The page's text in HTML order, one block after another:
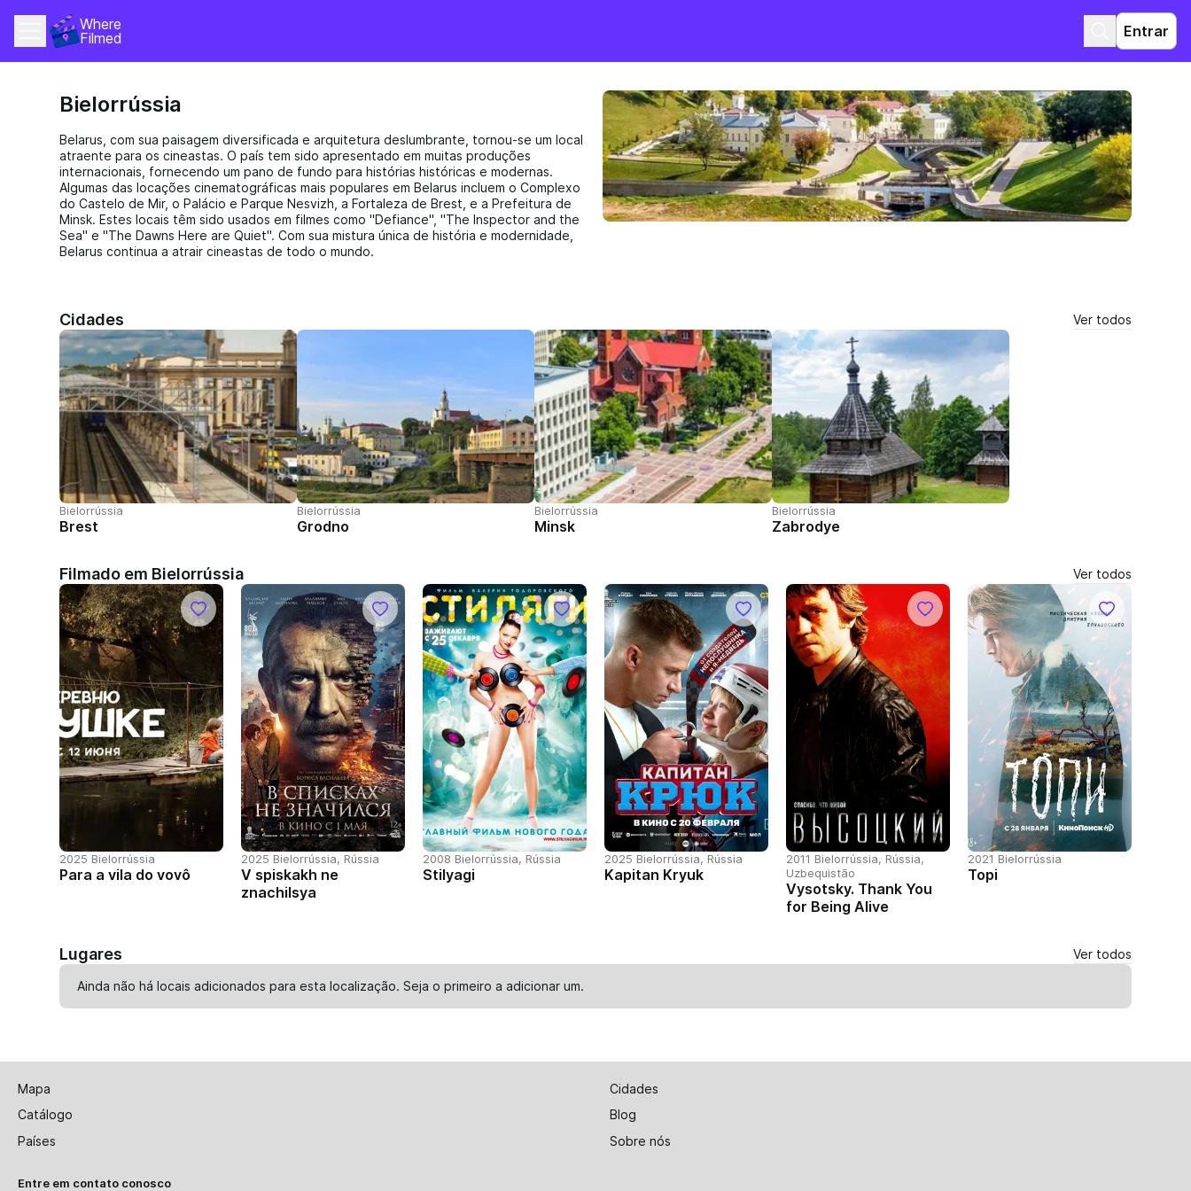
Where
Filmed
Entrar
Bielorrússia
Belarus, com sua paisagem diversificada e arquitetura deslumbrante, tornou-se um local
atraente para os cineastas. O país tem sido apresentado em muitas produções
internacionais, fornecendo um pano de fundo para histórias históricas e modernas.
Algumas das locações cinematográficas mais populares em Belarus incluem o Complexo
do Castelo de Mir, o Palácio e Parque Nesvizh, a Fortaleza de Brest, e a Prefeitura de
Minsk. Estes locais têm sido usados em filmes como "Defiance", "The Inspector and the
Sea" e "The Dawns Here are Quiet". Com sua mistura única de história e modernidade,
Belarus continua a atrair cineastas de todo o mundo.
Cidades Ver todos
Bielorrússia
Brest
Bielorrússia
Grodno
Bielorrússia
Minsk
Bielorrússia
Zabrodye
Filmado em Bielorrússia Ver todos
2025 Bielorrússia
Para a vila do vovô
2025 Bielorrússia, Rússia
V spiskakh ne
znachilsya
2008 Bielorrússia, Rússia
Stilyagi
2025 Bielorrússia, Rússia
Kapitan Kryuk
2011 Bielorrússia, Rússia,
Uzbequistão
Vysotsky. Thank You
for Being Alive
2021 Bielorrússia
Topi
Lugares Ver todos
Ainda não há locais adicionados para esta localização. Seja o primeiro aadicionar um.
Mapa
Cidades
Catálogo
Blog
Países
Sobre nós
Entre em contato conosco